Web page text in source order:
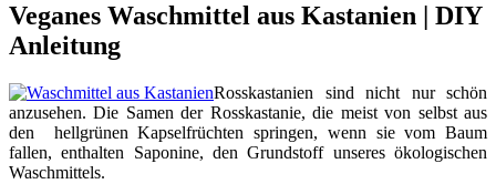
Veganes Waschmittel aus Kastanien | DIY
Anleitung
Rosskastanien sind nicht nur schön
anzusehen. Die Samen der Rosskastanie, die meist von selbst aus
den hellgrünen Kapselfrüchten springen, wenn sie vom Baum
fallen, enthalten Saponine, den Grundstoff unseres ökologischen
Waschmittels.